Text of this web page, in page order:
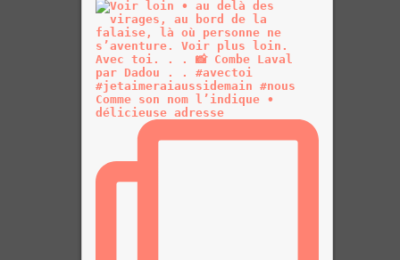
Comme son nom l’indique •
délicieuse adresse